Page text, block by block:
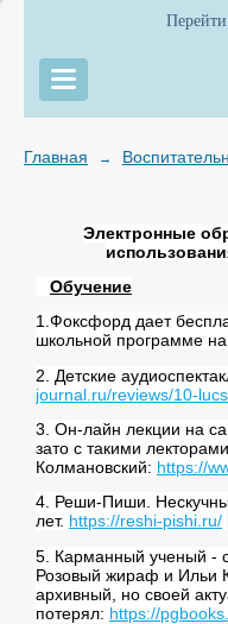
Главная →
Электронные
Обучение
1.Фоксфорд дает
школьной программе
2. Детские
journal.ru/reviews/10-
3. Он-лайн лекции на
зато с такими
Колмановский: https://
4. Реши-Пиши.
лет. https://reshi-pishi.ru/
5. Карманный ученый -
Розовый жираф и Ильи
архивный, но своей
потерял: https://